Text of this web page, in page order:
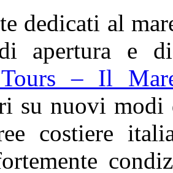
dedicati al
di apertura e
– Il
su nuovi
costiere